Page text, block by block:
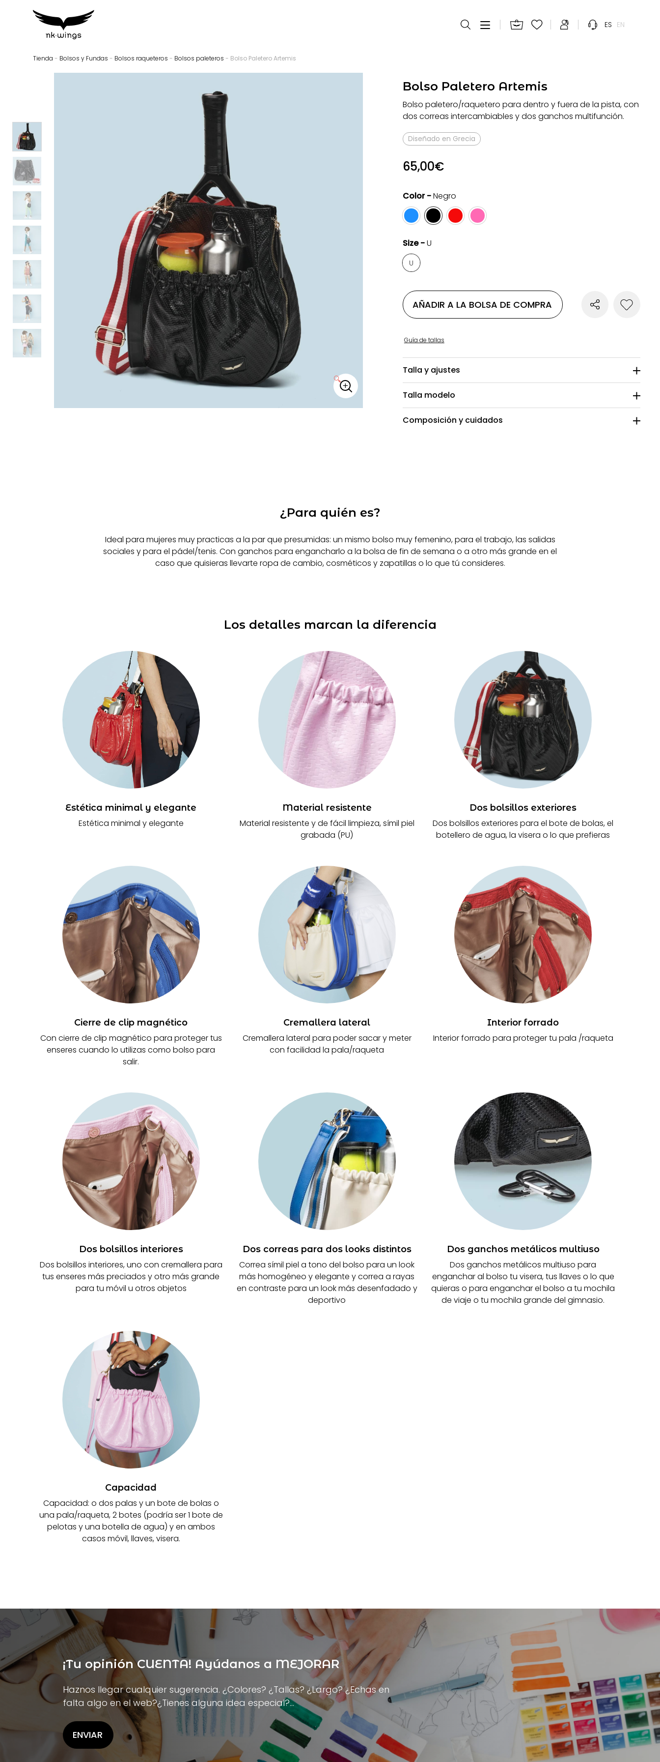
ES EN
Tienda - Bolsos y Fundas - Bolsos raqueteros - Bolsos paleteros - Bolso Paletero Artemis
🔍
Bolso Paletero Artemis
Bolso paletero/raquetero para dentro y fuera de la pista, con
dos correas intercambiables y dos ganchos multifunción.
Diseñado en Grecia
65,00€
Color -Negro
Size -U
U
AÑADIR A LA BOLSA DE COMPRA
Guía de tallas
Talla y ajustes
Talla modelo
Composición y cuidados
¿Para quién es?
Ideal para mujeres muy practicas a la par que presumidas: un mismo bolso muy femenino, para el trabajo, las salidas
sociales y para el pádel/tenis. Con ganchos para engancharlo a la bolsa de fin de semana o a otro más grande en el
caso que quisieras llevarte ropa de cambio, cosméticos y zapatillas o lo que tú consideres.
Los detalles marcan la diferencia
Estética minimal y elegante
Estética minimal y elegante
Material resistente
Material resistente y de fácil limpieza, símil piel
grabada (PU)
Dos bolsillos exteriores
Dos bolsillos exteriores para el bote de bolas, el
botellero de agua, la visera o lo que prefieras
Cierre de clip magnético
Con cierre de clip magnético para proteger tus
enseres cuando lo utilizas como bolso para
salir.
Cremallera lateral
Cremallera lateral para poder sacar y meter
con facilidad la pala/raqueta
Interior forrado
Interior forrado para proteger tu pala /raqueta
Dos bolsillos interiores
Dos bolsillos interiores, uno con cremallera para
tus enseres más preciados y otro más grande
para tu móvil u otros objetos
Dos correas para dos looks distintos
Correa símil piel a tono del bolso para un look
más homogéneo y elegante y correa a rayas
en contraste para un look más desenfadado y
deportivo
Dos ganchos metálicos multiuso
Dos ganchos metálicos multiuso para
enganchar al bolso tu visera, tus llaves o lo que
quieras o para enganchar el bolso a tu mochila
de viaje o tu mochila grande del gimnasio.
Capacidad
Capacidad: o dos palas y un bote de bolas o
una pala/raqueta, 2 botes (podría ser 1 bote de
pelotas y una botella de agua) y en ambos
casos móvil, llaves, visera.
¡Tu opinión CUENTA! Ayúdanos a MEJORAR
Haznos llegar cualquier sugerencia. ¿Colores? ¿Tallas? ¿Largo? ¿Echas en
falta algo en el web?¿Tienes alguna idea especial?…
ENVIAR